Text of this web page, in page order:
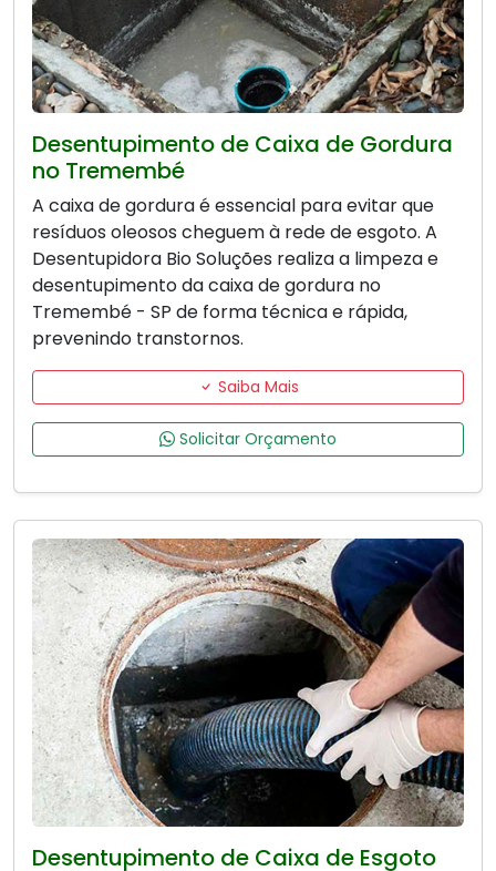
Desentupimento de Caixa de Gordura
no Tremembé
A caixa de gordura é essencial para evitar que
resíduos oleosos cheguem à rede de esgoto. A
Desentupidora Bio Soluções realiza a limpeza e
desentupimento da caixa de gordura no
Tremembé - SP de forma técnica e rápida,
prevenindo transtornos.
Saiba Mais
Solicitar Orçamento
Desentupimento de Caixa de Esgoto